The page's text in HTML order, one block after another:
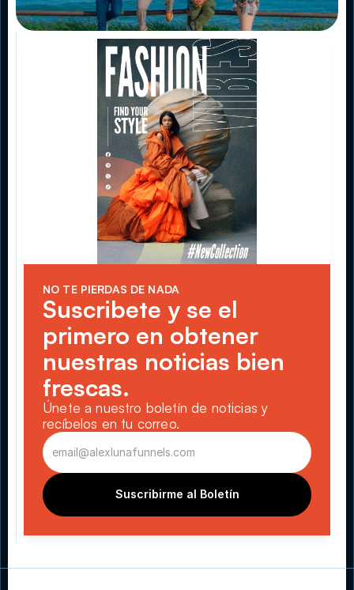
NO TE PIERDAS DE NADA
Suscribete y se el
primero en obtener
nuestras noticias bien
frescas.
Únete a nuestro boletín de noticias y
recíbelos en tu correo.
Suscribirme al Boletín